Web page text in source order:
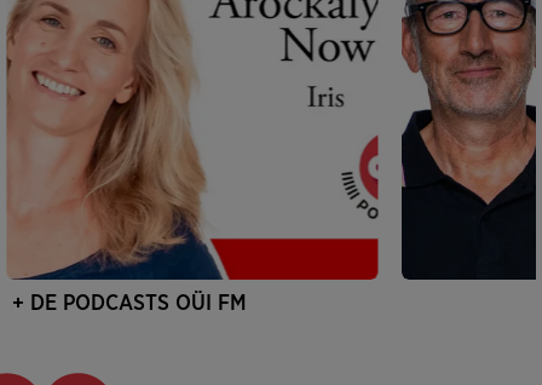
+ DE PODCASTS OÜI FM